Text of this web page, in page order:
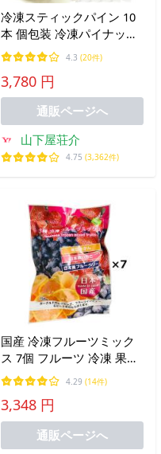
冷凍スティックパイン 10
本 個包装 冷凍パイナップ
ル 冷凍パイン 2026 国内加
工 学園祭 お祭り 夏祭り
出店 屋台 冷やしパイン 冷
凍フルーツ BBQ 文化祭 爆
4.3 (20件)
3,780 円
通販ページへ
山下屋荘介
4.75 (3,362件)
国産 冷凍フルーツミック
ス 7個 フルーツ 冷凍 果物
フルーツミックス みかん
いちご ブルーベリー
NORUCA
4.29 (14件)
3,348 円
通販ページへ